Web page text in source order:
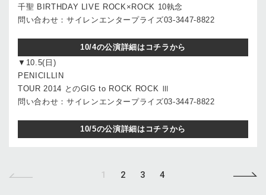
千聖 BIRTHDAY LIVE ROCK×ROCK 10執念
問い合わせ：サイレンエンタープライズ03-3447-8822
10/4の公演詳細はコチラから
▼10.5(日)
PENICILLIN
TOUR 2014 とのGIG to ROCK ROCK Ⅲ
問い合わせ：サイレンエンタープライズ03-3447-8822
10/5の公演詳細はコチラから
1 2 3 4